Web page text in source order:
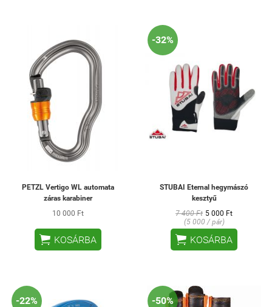
PETZL Vertigo WL automata
záras karabiner
10 000 Ft
 KOSÁRBA
-32%
STUBAI Eternal hegymászó
kesztyű
7 400 Ft 5 000 Ft
(5 000 / pár)
 KOSÁRBA
-22% -50%